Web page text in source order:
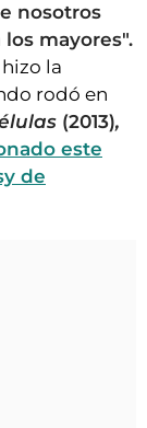
nosotros
mayores".
la
rodó en
(2013),
este
de